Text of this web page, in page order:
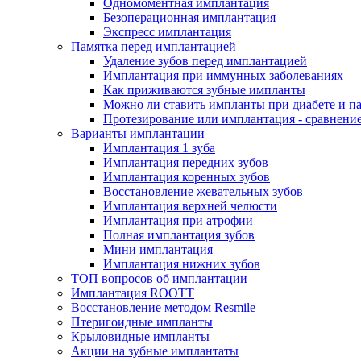
Одномоментная имплантация
Безоперационная имплантация
Экспресс имплантация
Памятка перед имплантацией
Удаление зубов перед имплантацией
Имплантация при иммунных заболеваниях
Как приживаются зубные импланты
Можно ли ставить импланты при диабете и
Протезирование или имплантация -
Варианты имплантации
Имплантация 1 зуба
Имплантация передних зубов
Имплантация коренных зубов
Восстановление жевательных зубов
Имплантация верхней челюсти
Имплантация при атрофии
Полная имплантация зубов
Мини имплантация
Имплантация нижних зубов
ТОП вопросов об имплантации
Имплантация ROOTT
Восстановление методом Resmile
Птеригоидные импланты
Крыловидные импланты
Акции на зубные имплантаты